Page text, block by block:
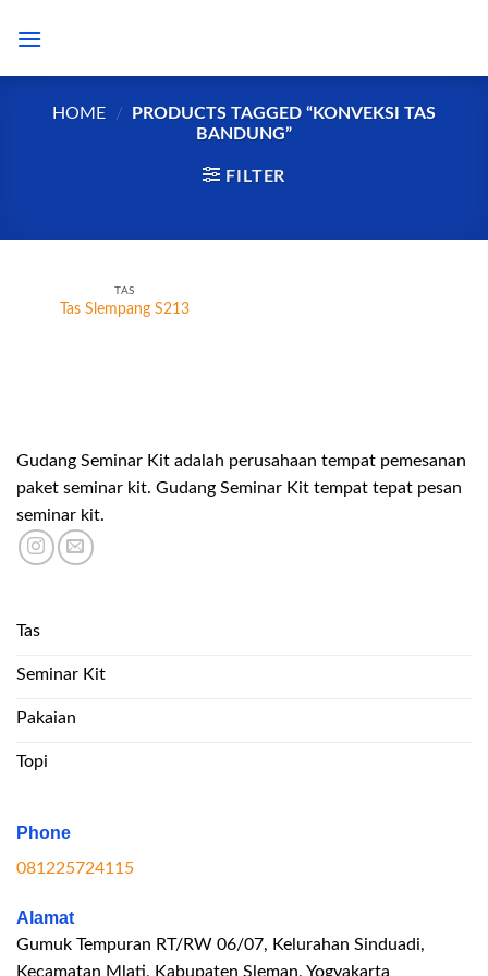
HOME /
PRODUCTS TAGGED “KONVEKSI TAS
BANDUNG”
FILTER
TAS
Tas Slempang S213
Gudang Seminar Kit adalah perusahaan tempat pemesanan
paket seminar kit. Gudang Seminar Kit tempat tepat pesan
seminar kit.
Tas
Seminar Kit
Pakaian
Topi
Phone
081225724115
Alamat
Gumuk Tempuran RT/RW 06/07, Kelurahan Sinduadi,
Kecamatan Mlati, Kabupaten Sleman, Yogyakarta